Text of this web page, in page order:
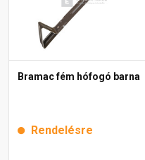
Bramac fém hófogó barna
Rendelésre